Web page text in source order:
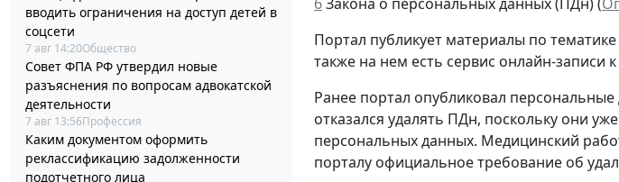
вводить ограничения на доступ детей в
соцсети
7 авг 14:20Общество
Совет ФПА РФ утвердил новые
разъяснения по вопросам адвокатской
деятельности
7 авг 13:56Профессия
Каким документом оформить
реклассификацию задолженности
подотчетного лица
Портал публикует материалы по
также на нем есть сервис онлайн-записи к
Ранее портал опубликовал
отказался удалять ПДн, поскольку они
персональных данных. Медицинский
порталу официальное требование об